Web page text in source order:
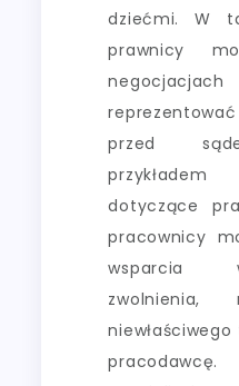
dziećmi. W
prawnicy
przed
dotyczące
pracownicy
wsparcia
zwolnienia,